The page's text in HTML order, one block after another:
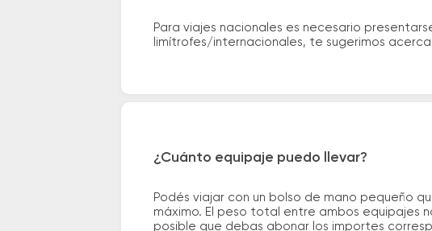
Para viajes nacionales es necesario
limítrofes/internacionales, te sugerimos
¿Cuánto equipaje puedo llevar?
Podés viajar con un bolso de mano pequeño
máximo. El peso total entre ambos equipajes
posible que debas abonar los importes